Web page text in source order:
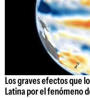
Los graves efectos que
Latina por el fenómeno